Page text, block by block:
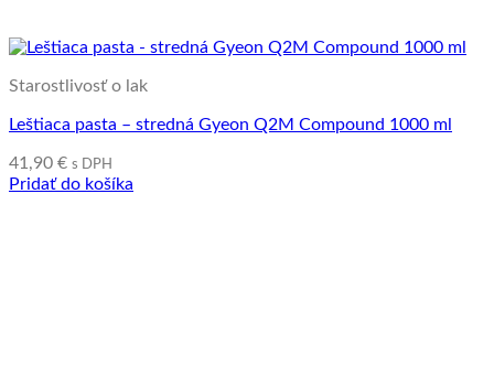
Starostlivosť o lak
Leštiaca pasta – stredná Gyeon Q2M Compound 1000 ml
41,90 € s DPH
Pridať do košíka